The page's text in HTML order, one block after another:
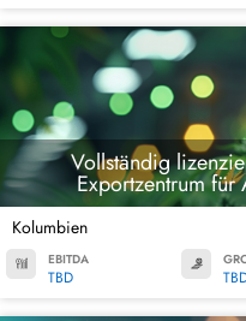
Vollständig
Exportzentrum für
Kolumbien
EBITDA
TBD